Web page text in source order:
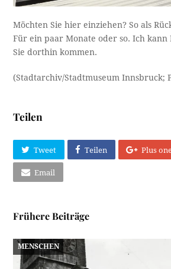
Möchten Sie hier einziehen? So als
Für ein paar Monate oder so. Ich kann
Sie dorthin kommen.
(Stadtarchiv/Stadtmuseum Innsbruck;
Teilen
Tweet Teilen Plus
Email
Frühere Beiträge
MENSCHEN